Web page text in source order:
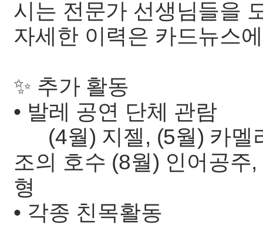
시는 전문가 선생님들을
자세한 이력은 카드뉴스
✨ 추가 활동
• 발레 공연 단체 관람
(4월) 지젤, (5월) 카멜
조의 호수 (8월) 인어공주
형
• 각종 친목활동